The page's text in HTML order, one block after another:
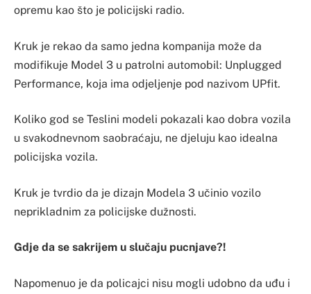
opremu kao što je policijski radio.
Kruk je rekao da samo jedna kompanija može da
modifikuje Model 3 u patrolni automobil: Unplugged
Performance, koja ima odjeljenje pod nazivom UPfit.
Koliko god se Teslini modeli pokazali kao dobra vozila
u svakodnevnom saobraćaju, ne djeluju kao idealna
policijska vozila.
Kruk je tvrdio da je dizajn Modela 3 učinio vozilo
neprikladnim za policijske dužnosti.
Gdje da se sakrijem u slučaju pucnjave?!
Napomenuo je da policajci nisu mogli udobno da uđu i